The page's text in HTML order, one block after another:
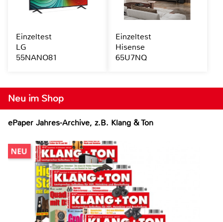
Neu im Shop
ePaper Jahres-Archive, z.B. Klang & Ton
Einzeltest
LG
55NANO81
Einzeltest
Hisense
65U7NQ